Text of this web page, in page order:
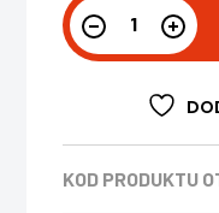
KOD PRODUKTU